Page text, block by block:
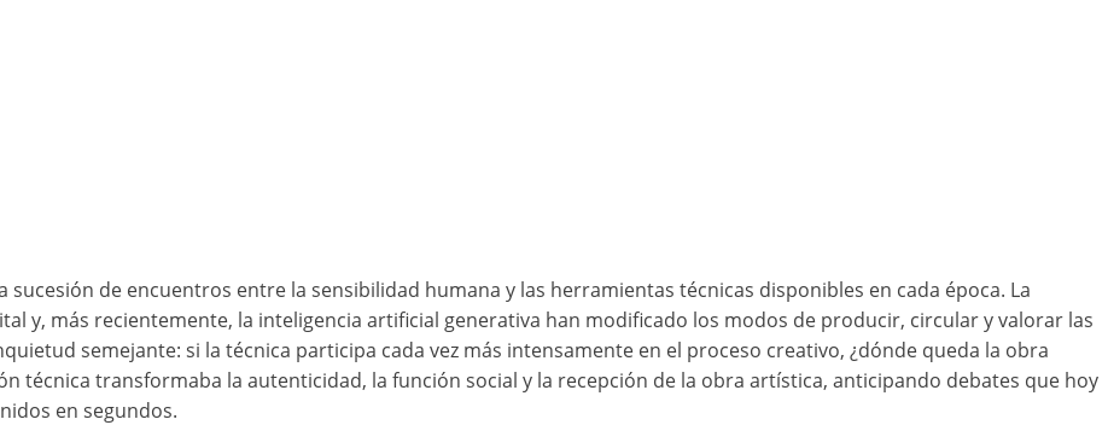
de encuentros entre la sensibilidad humana y las herramientas técnicas disponibles en cada época. La
y, más recientemente, la inteligencia artificial generativa han modificado los modos de producir, circular y valorar las
semejante: si la técnica participa cada vez más intensamente en el proceso creativo, ¿dónde queda la obra
técnica transformaba la autenticidad, la función social y la recepción de la obra artística, anticipando debates que hoy
en segundos.